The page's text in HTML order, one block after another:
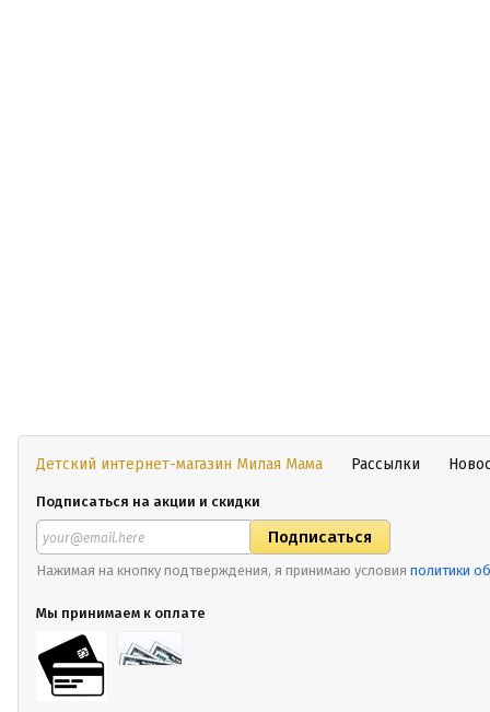
Детский интернет-магазин Милая Мама Рассылки
Подписаться на акции и скидки
Нажимая на кнопку подтверждения, я принимаю условия политики
Мы принимаем к оплате